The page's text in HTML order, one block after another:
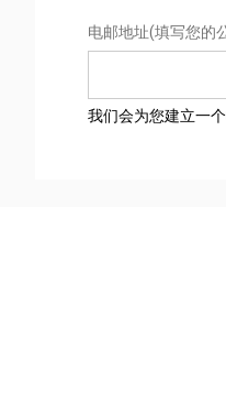
电邮地址(填写您的
我们会为您建立一